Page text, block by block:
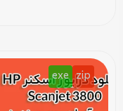
zip
exe